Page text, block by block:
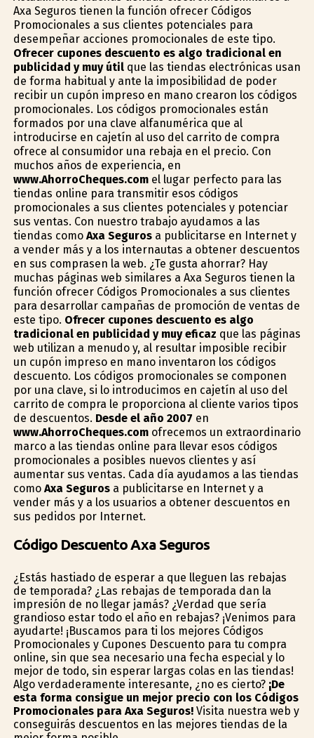
Axa Seguros tienen la función ofrecer Códigos
Promocionales a sus clientes potenciales para
desempeñar acciones promocionales de este tipo.
Ofrecer cupones descuento es algo tradicional en
publicidad y muy útilque las tiendas electrónicas usan
de forma habitual y ante la imposibilidad de poder
recibir un cupón impreso en mano crearon los códigos
promocionales. Los códigos promocionales están
formados por una clave alfanumérica que al
introducirse en cajetín al uso del carrito de compra
ofrece al consumidor una rebaja en el precio. Con
muchos años de experiencia, en
www.AhorroCheques.comel lugar perfecto para las
tiendas online para transmitir esos códigos
promocionales a sus clientes potenciales y potenciar
sus ventas. Con nuestro trabajo ayudamos a las
tiendas como Axa Segurosa publicitarse en Internet y
a vender más y a los internautas a obtener descuentos
en sus comprasen la web. ¿Te gusta ahorrar? Hay
muchas páginas web similares a Axa Seguros tienen la
función ofrecer Códigos Promocionales a sus clientes
para desarrollar campañas de promoción de ventas de
este tipo. Ofrecer cupones descuento es algo
tradicional en publicidad y muy eficaz que las páginas
web utilizan a menudo y, al resultar imposible recibir
un cupón impreso en mano inventaron los códigos
descuento. Los códigos promocionales se componen
por una clave, si lo introducimos en cajetín al uso del
carrito de compra le proporciona al cliente varios tipos
de descuentos. Desde el año 2007 en
www.AhorroCheques.comofrecemos un extraordinario
marco a las tiendas online para llevar esos códigos
promocionales a posibles nuevos clientes y así
aumentar sus ventas. Cada día ayudamos a las tiendas
como Axa Segurosa publicitarse en Internet y a
vender más y a los usuarios a obtener descuentos en
sus pedidos por Internet.
Código Descuento Axa Seguros
¿Estás hastiado de esperar a que lleguen las rebajas
de temporada? ¿Las rebajas de temporada dan la
impresión de no llegar jamás? ¿Verdad que sería
grandioso estar todo el año en rebajas? ¡Venimos para
ayudarte! ¡Buscamos para ti los mejores Códigos
Promocionales y Cupones Descuento para tu compra
online, sin que sea necesario una fecha especial y lo
mejor de todo, sin esperar largas colas en las tiendas!
Algo verdaderamente interesante, ¿no es cierto? ¡De
esta forma consigue un mejor precio con los Códigos
Promocionales para Axa Seguros!Visita nuestra web y
conseguirás descuentos en las mejores tiendas de la